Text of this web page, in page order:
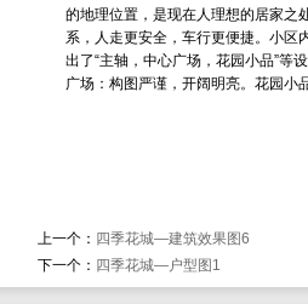
的地理位置，是现在人理想的居家之
系，人走更安全，车行更便捷。小区
出了“主轴，中心广场，花园小品”等
广场：构图严谨，开阔明亮。花园小
上一个： 四季花城—建筑效果图6
下一个： 四季花城—户型图1